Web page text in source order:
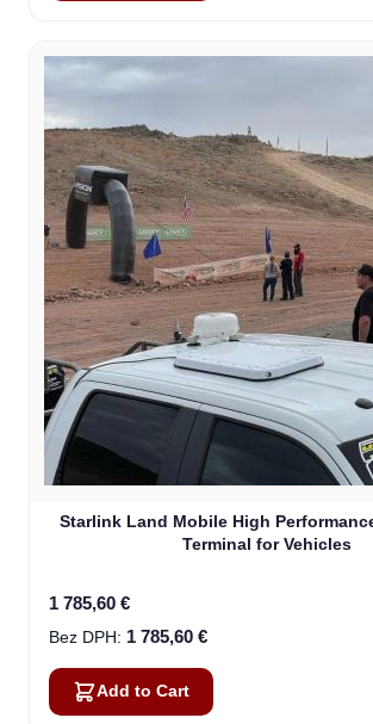
Starlink Land Mobile High
Terminal for Vehicles
1 785,60 €
1 785,60 €
Add to Cart